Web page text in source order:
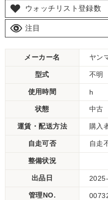
ウォッチリスト登録数
注目
メーカー名 ヤン
型式 不明
使用時間 h
状態 中古
運賃・配送方法 購入
自走可否 自走
整備状況
出品日
管理NO.